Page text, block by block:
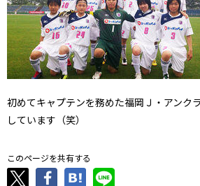
初めてキャプテンを務めた福岡Ｊ・アンク
しています（笑）
このページを共有する